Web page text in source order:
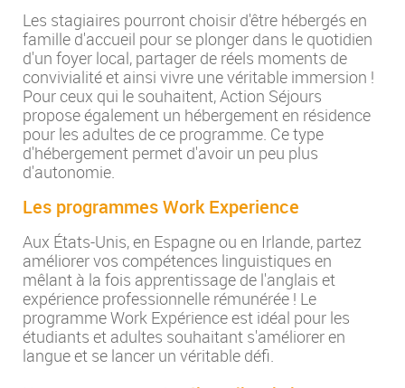
Les stagiaires pourront choisir d'être hébergés en
famille d'accueil pour se plonger dans le quotidien
d'un foyer local, partager de réels moments de
convivialité et ainsi vivre une véritable immersion !
Pour ceux qui le souhaitent, Action Séjours
propose également un hébergement en résidence
pour les adultes de ce programme. Ce type
d'hébergement permet d'avoir un peu plus
d'autonomie.
Les programmes Work Experience
Aux États-Unis, en Espagne ou en Irlande, partez
améliorer vos compétences linguistiques en
mêlant à la fois apprentissage de l'anglais et
expérience professionnelle rémunérée ! Le
programme Work Expérience est idéal pour les
étudiants et adultes souhaitant s'améliorer en
langue et se lancer un véritable défi.